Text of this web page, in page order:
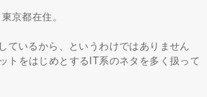
京都在住。
ているから、というわけではありません
トをはじめとするIT系のネタを多く扱って